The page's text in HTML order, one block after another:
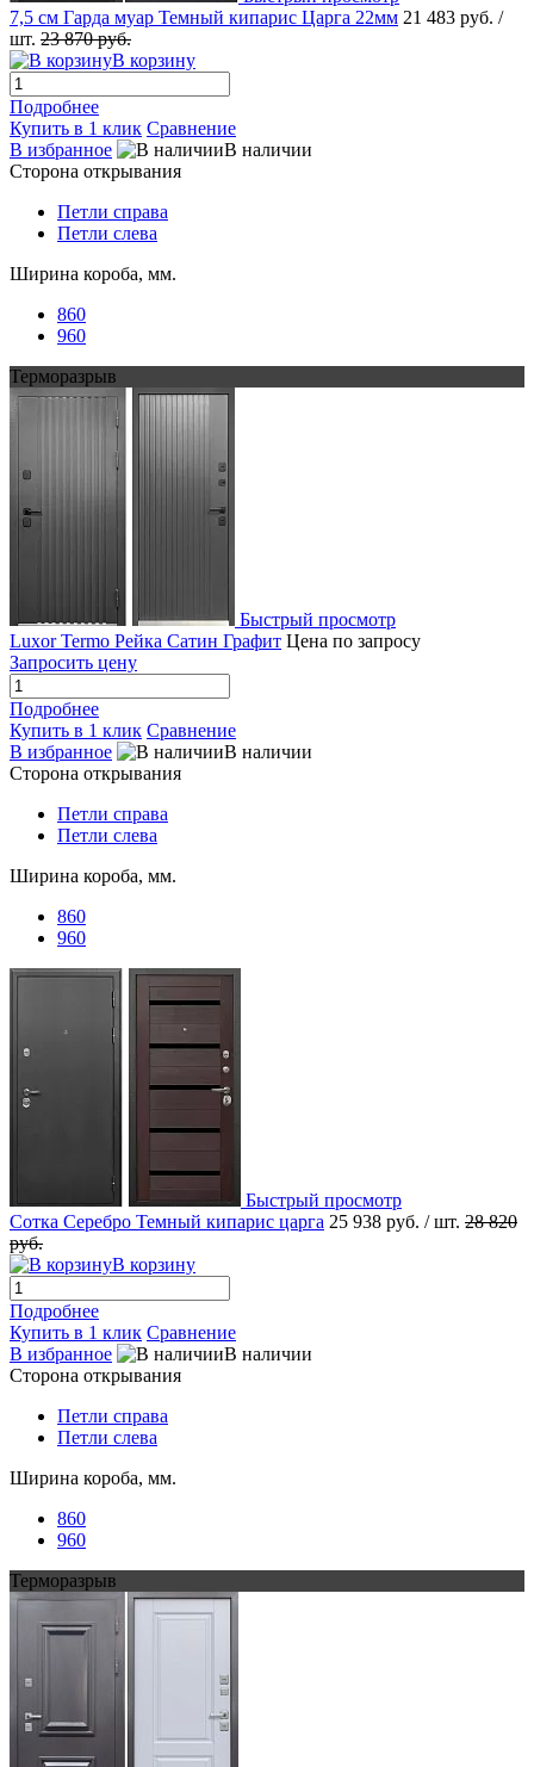
7,5 см Гарда муар Темный кипарис Царга 22мм 21 483 руб. /
шт. 23 870 руб.
В корзину
Подробнее
Купить в 1 клик Сравнение
В избранное
В наличии
Сторона открывания
Петли справа
Петли слева
Ширина короба, мм.
860
960
Терморазрыв
Быстрый просмотр
Luxor Termo Рейка Сатин Графит Цена по запросу
Запросить цену
Подробнее
Купить в 1 клик Сравнение
В избранное
В наличии
Сторона открывания
Петли справа
Петли слева
Ширина короба, мм.
860
960
Быстрый просмотр
Сотка Серебро Темный кипарис царга 25 938 руб. / шт. 28 820
руб.
В корзину
Подробнее
Купить в 1 клик Сравнение
В избранное
В наличии
Сторона открывания
Петли справа
Петли слева
Ширина короба, мм.
860
960
Терморазрыв